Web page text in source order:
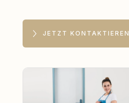
JETZT KONTAKTIEREN